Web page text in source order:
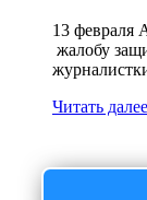
13 февраля
жалобу
Читать далее